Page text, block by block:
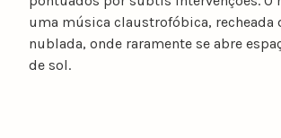
uma música claustrofóbica, recheada
nublada, onde raramente se abre
de sol.